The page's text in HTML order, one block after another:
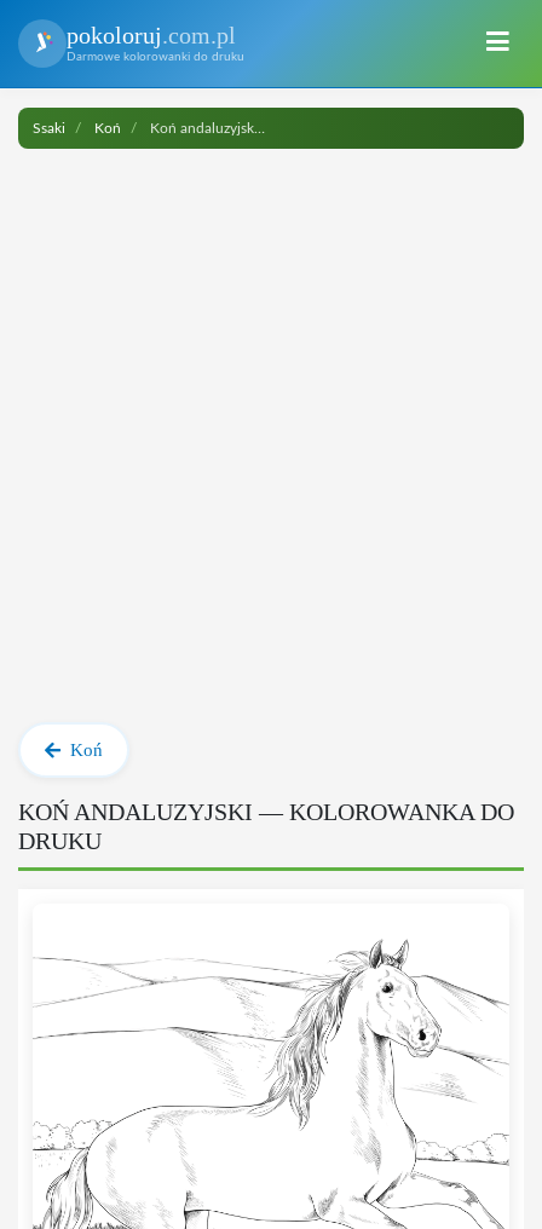
pokoloruj.com.pl
Darmowe kolorowanki do druku
Ssaki Koń Koń andaluzyjski do druku
Koń
KOŃ ANDALUZYJSKI — KOLOROWANKA DO
DRUKU